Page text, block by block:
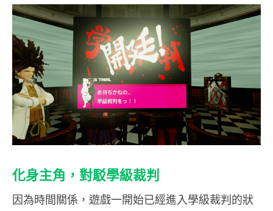
化身主角，對駁學級裁判
因為時間關係，遊戲一開始已經進入學級裁判的狀